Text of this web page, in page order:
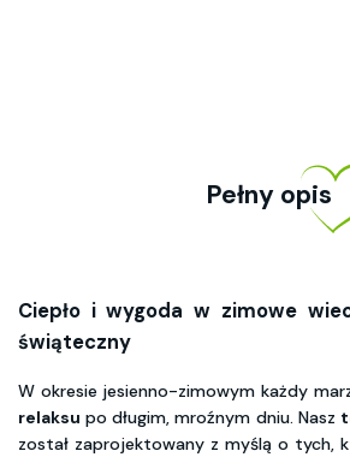
Pełny opis
Ciepło i wygoda w zimowe
świąteczny
W okresie jesienno-zimowym każdy
relaksu po długim, mroźnym dniu. Nasz
został zaprojektowany z myślą o tych,